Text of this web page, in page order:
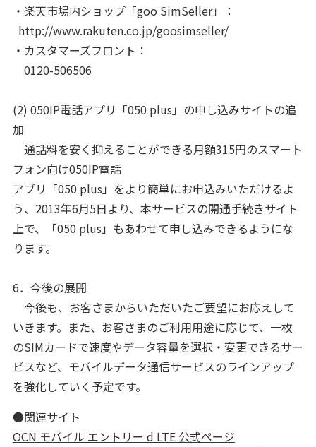
・楽天市場内ショップ「goo SimSeller」：
http://www.rakuten.co.jp/goosimseller/
・カスタマーズフロント：
0120-506506
(2) 050IP電話アプリ「050 plus」の申し込みサイトの追
加
通話料を安く抑えることができる月額315円のスマート
フォン向け050IP電話
アプリ「050 plus」をより簡単にお申込みいただけるよ
う、2013年6月5日より、本サービスの開通手続きサイト
上で、「050 plus」もあわせて申し込みできるようにな
ります。
6．今後の展開
今後も、お客さまからいただいたご要望にお応えして
いきます。また、お客さまのご利用用途に応じて、一枚
のSIMカードで速度やデータ容量を選択・変更できるサー
ビスなど、モバイルデータ通信サービスのラインアップ
を強化していく予定です。
●関連サイト
OCN モバイル エントリー d LTE 公式ページ